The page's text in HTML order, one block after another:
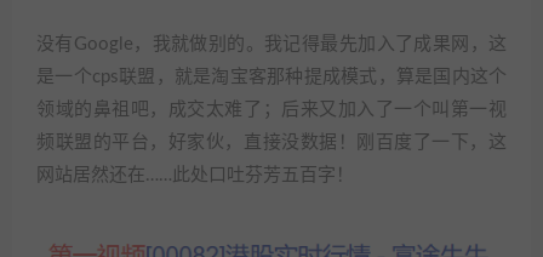
没有Google，我就做别的。我记得最先加入了成果网，这
是一个cps联盟，就是淘宝客那种提成模式，算是国内这个
领域的鼻祖吧，成交太难了；后来又加入了一个叫第一视
频联盟的平台，好家伙，直接没数据！刚百度了一下，这
网站居然还在……此处口吐芬芳五百字！